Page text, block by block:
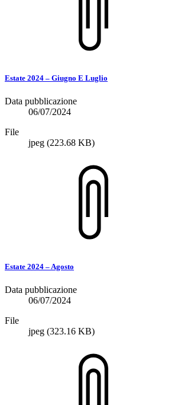
Estate 2024 – Giugno E Luglio
Data pubblicazione
06/07/2024
File
jpeg (223.68 KB)
Estate 2024 – Agosto
Data pubblicazione
06/07/2024
File
jpeg (323.16 KB)